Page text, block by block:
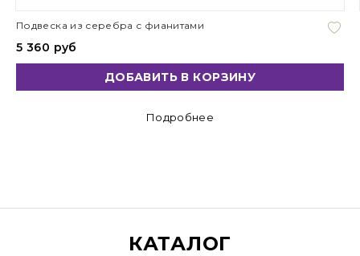
Подвеска из серебра с фианитами
5 360 руб
ДОБАВИТЬ В КОРЗИНУ
Подробнее
КАТАЛОГ